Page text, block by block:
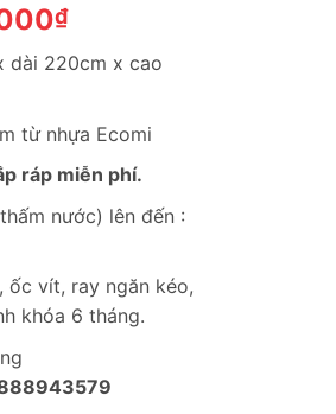
₫Giá
hiện
tại
4,212,000₫.
dài 220cm x cao
từ nhựa Ecomi
ráp miễn phí.
nước) lên đến :
ốc vít, ray ngăn kéo,
khóa 6 tháng.